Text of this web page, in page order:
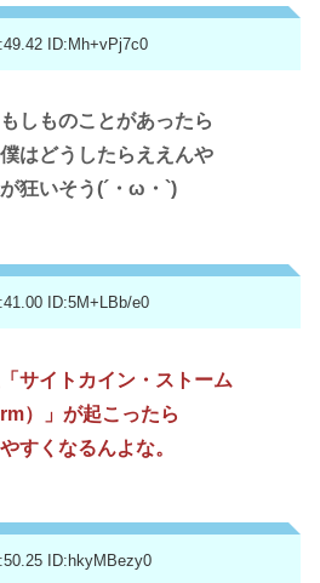
ID:Mh+vPj7c0
しものことがあったら
はどうしたらええんや
狂いそう(´・ω・`)
ID:5M+LBb/e0
サイトカイン・ストーム
）」が起こったら
すくなるんよな。
ID:hkyMBezy0